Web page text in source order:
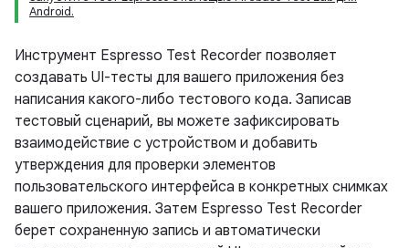
Android.
Инструмент Espresso Test Recorder позволяет
создавать UI-тесты для вашего приложения без
написания какого-либо тестового кода. Записав
тестовый сценарий, вы можете зафиксировать
взаимодействие с устройством и добавить
утверждения для проверки элементов
пользовательского интерфейса в конкретных снимках
вашего приложения. Затем Espresso Test Recorder
берет сохраненную запись и автоматически